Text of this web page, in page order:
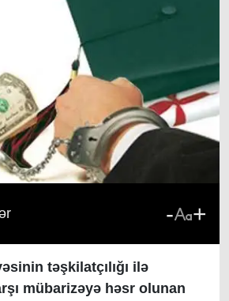
- +
təşkilatçılığı ilə
mübarizəyə həsr olunan